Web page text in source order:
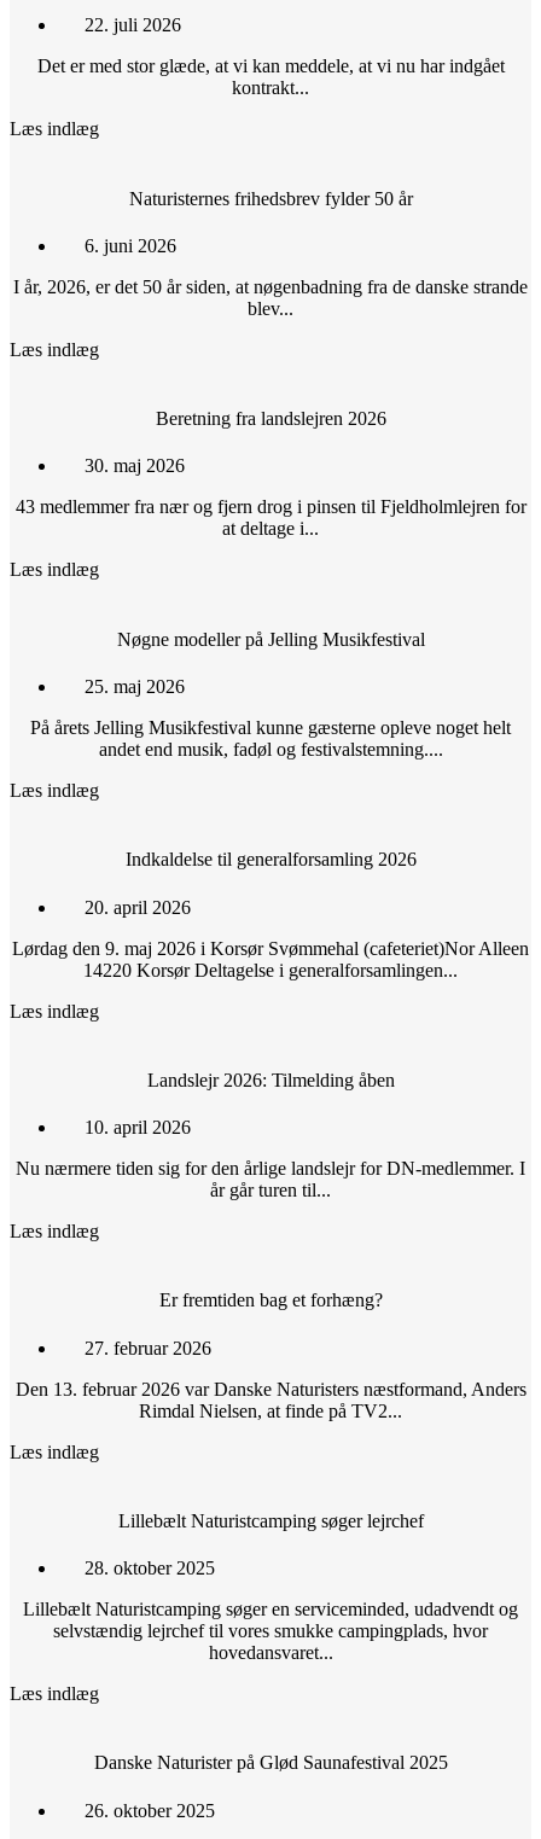
22. juli 2026
Det er med stor glæde, at vi kan meddele, at vi nu har indgået
kontrakt...
Læs indlæg
Naturisternes frihedsbrev fylder 50 år
6. juni 2026
I år, 2026, er det 50 år siden, at nøgenbadning fra de danske strande
blev...
Læs indlæg
Beretning fra landslejren 2026
30. maj 2026
43 medlemmer fra nær og fjern drog i pinsen til Fjeldholmlejren for
at deltage i...
Læs indlæg
Nøgne modeller på Jelling Musikfestival
25. maj 2026
På årets Jelling Musikfestival kunne gæsterne opleve noget helt
andet end musik, fadøl og festivalstemning....
Læs indlæg
Indkaldelse til generalforsamling 2026
20. april 2026
Lørdag den 9. maj 2026 i Korsør Svømmehal (cafeteriet)Nor Alleen
14220 Korsør Deltagelse i generalforsamlingen...
Læs indlæg
Landslejr 2026: Tilmelding åben
10. april 2026
Nu nærmere tiden sig for den årlige landslejr for DN-medlemmer. I
år går turen til...
Læs indlæg
Er fremtiden bag et forhæng?
27. februar 2026
Den 13. februar 2026 var Danske Naturisters næstformand, Anders
Rimdal Nielsen, at finde på TV2...
Læs indlæg
Lillebælt Naturistcamping søger lejrchef
28. oktober 2025
Lillebælt Naturistcamping søger en serviceminded, udadvendt og
selvstændig lejrchef til vores smukke campingplads, hvor
hovedansvaret...
Læs indlæg
Danske Naturister på Glød Saunafestival 2025
26. oktober 2025